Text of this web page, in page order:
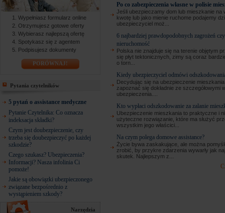
Wypełniasz formularz online
Otrzymujesz gotowe oferty
Wybierasz najlepszą ofertę
Spotykasz się z agentem
Podpisujesz dokumenty
PORÓWNAJ!
Pytania czytelników
5 pytań o assistance medyczne
Pytanie Czytelnika: Co oznacza
indeksacja składki?
Czym jest doubezpieczenie, czy
trzeba się doubezpieczyć po każdej
szkodzie?
Czego szukasz? Ubezpieczenia?
Informacji? Nasza infolinia Ci
pomoże!
Jakie są obowiązki ubezpieczonego
związane bezpośrednio z
wystąpieniem szkody?
Narzędzia
Po co zabezpieczenia własne w polisie
Jeśli ubezpieczamy dom lub mieszkanie na
kwotę lub jako mienie ruchome podajemy
ubezpieczyciel moż...
6 najbardziej prawdopodobnych zagrożeń
nieruchomość
Polska nie znajduje się na terenie objętym
się płyt tektonicznych, zimy są coraz
o torn...
Kiedy ubezpieczyciel odmówi
Decydując się na ubezpieczenie
zapoznać się dokładnie ze szczegółowymi
ubezpieczenia....
Kto wypłaci odszkodowanie za zalanie
Ubezpieczenie mieszkania to praktyczne i
użyteczne rozwiązanie, które ma służyć
wszystkim jego właścici...
Na czym polega domowe assistance?
Życie bywa zaskakujące, ale można
zrobić, by przykre zdarzenia wywarły jak
skutek. Najlepszym z...